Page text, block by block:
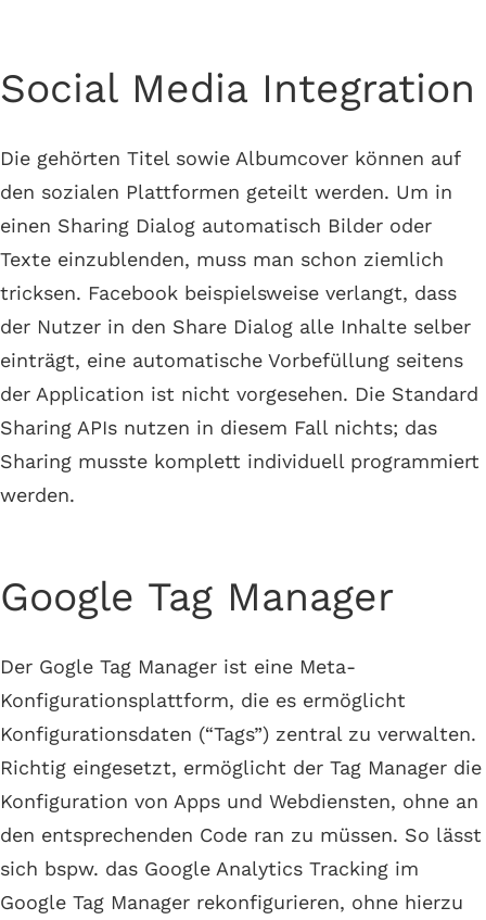
Social Media Integration
Die gehörten Titel sowie Albumcover können auf
den sozialen Plattformen geteilt werden. Um in
einen Sharing Dialog automatisch Bilder oder
Texte einzublenden, muss man schon ziemlich
tricksen. Facebook beispielsweise verlangt, dass
der Nutzer in den Share Dialog alle Inhalte selber
einträgt, eine automatische Vorbefüllung seitens
der Application ist nicht vorgesehen. Die Standard
Sharing APIs nutzen in diesem Fall nichts; das
Sharing musste komplett individuell programmiert
werden.
Google Tag Manager
Der Gogle Tag Manager ist eine Meta-
Konfigurationsplattform, die es ermöglicht
Konfigurationsdaten (“Tags”) zentral zu verwalten.
Richtig eingesetzt, ermöglicht der Tag Manager die
Konfiguration von Apps und Webdiensten, ohne an
den entsprechenden Code ran zu müssen. So lässt
sich bspw. das Google Analytics Tracking im
Google Tag Manager rekonfigurieren, ohne hierzu